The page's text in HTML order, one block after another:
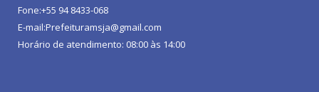
Fone:+55 94 8433-068
E-mail:Prefeituramsja@gmail.com
Horário de atendimento: 08:00 às 14:00